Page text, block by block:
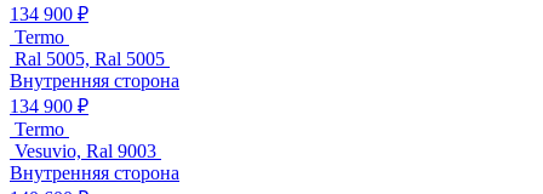
134 900 ₽
Termo
Ral 5005, Ral 5005
Внутренняя сторона
134 900 ₽
Termo
Vesuvio, Ral 9003
Внутренняя сторона